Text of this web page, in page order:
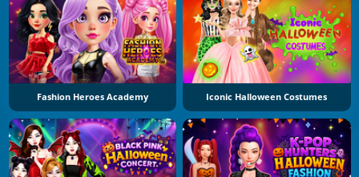
Fashion Heroes Academy Iconic Halloween Costumes